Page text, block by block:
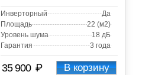
Инверторный
Да
Площадь
22 (м2)
Уровень шума
18 дБ
Гарантия
3 года
35 900 ₽ В корзину